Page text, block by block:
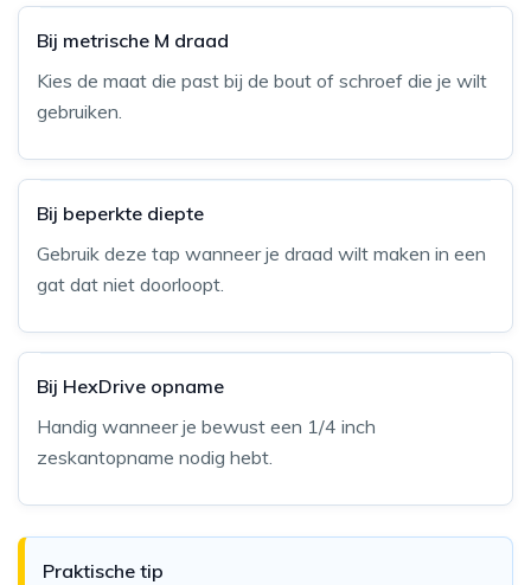
Bij metrische M draad
Kies de maat die past bij de bout of schroef die je wilt
gebruiken.
Bij beperkte diepte
Gebruik deze tap wanneer je draad wilt maken in een
gat dat niet doorloopt.
Bij HexDrive opname
Handig wanneer je bewust een 1/4 inch
zeskantopname nodig hebt.
Praktische tip